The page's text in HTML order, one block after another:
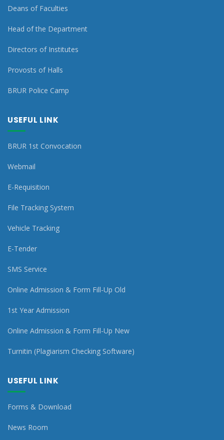
Deans of Faculties
Head of the Department
Directors of Institutes
Provosts of Halls
BRUR Police Camp
USEFUL LINK
BRUR 1st Convocation
Webmail
E-Requisition
File Tracking System
Vehicle Tracking
E-Tender
SMS Service
Online Admission & Form Fill-Up Old
1st Year Admission
Online Admission & Form Fill-Up New
Turnitin (Plagiarism Checking Software)
USEFUL LINK
Forms & Download
News Room